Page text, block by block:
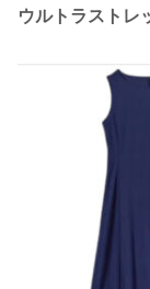
ウルトラストレ